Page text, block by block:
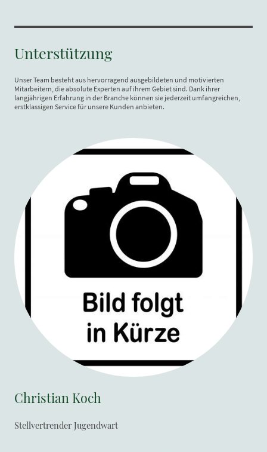
Unterstützung
Unser Team besteht aus hervorragend ausgebildeten und motivierten
Mitarbeitern, die absolute Experten auf ihrem Gebiet sind. Dank ihrer
langjährigen Erfahrung in der Branche können sie jederzeit umfangreichen,
erstklassigen Service für unsere Kunden anbieten.
Christian Koch
Stellvertrender Jugendwart